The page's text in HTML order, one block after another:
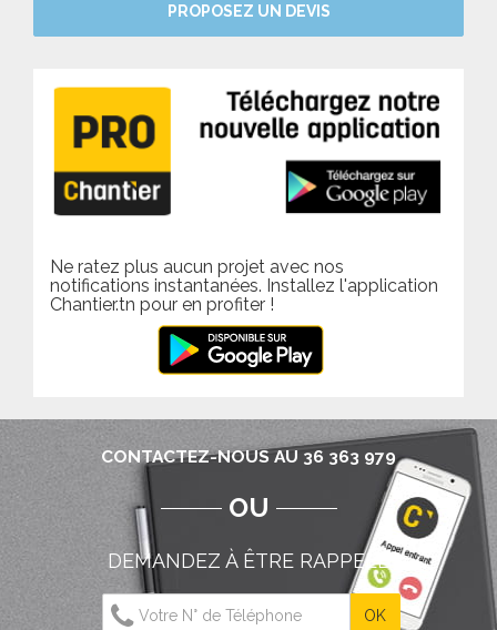
PROPOSEZ UN DEVIS
Ne ratez plus aucun projet avec nos
notifications instantanées. Installez l'application
Chantier.tn pour en profiter !
CONTACTEZ-NOUS AU 36 363 979
OU
DEMANDEZ À ÊTRE RAPPELÉ